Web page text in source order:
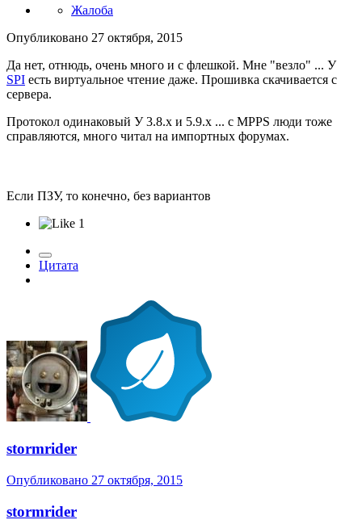
Жалоба
Опубликовано 27 октября, 2015
Да нет, отнюдь, очень много и с флешкой. Мне "везло" ... У
SPI есть виртуальное чтение даже. Прошивка скачивается с
сервера.
Протокол одинаковый У 3.8.х и 5.9.х ... с MPPS люди тоже
справляются, много читал на импортных форумах.
Если ПЗУ, то конечно, без вариантов
1
Цитата
stormrider
Опубликовано 27 октября, 2015
stormrider